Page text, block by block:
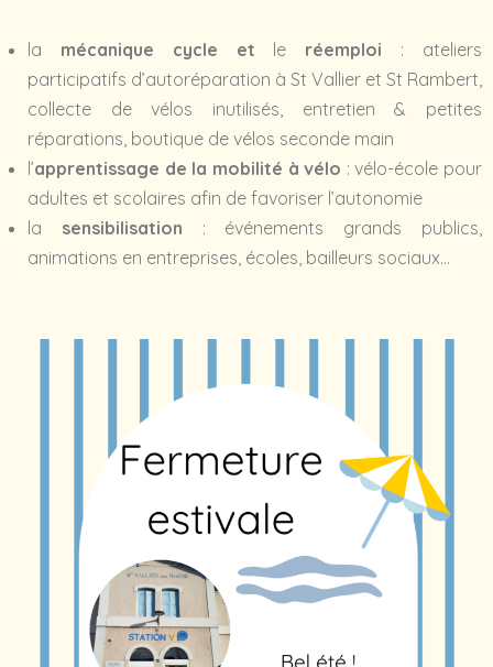
la mécanique cycle et le réemploi : ateliers
participatifs d’autoréparation à St Vallier et St Rambert,
collecte de vélos inutilisés, entretien & petites
réparations, boutique de vélos seconde main
l’apprentissage de la mobilité à vélo : vélo-école pour
adultes et scolaires afin de favoriser l’autonomie
la sensibilisation : événements grands publics,
animations en entreprises, écoles, bailleurs sociaux…